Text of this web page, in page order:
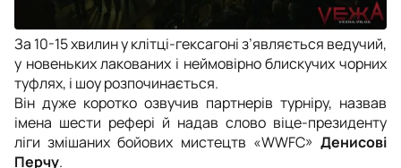
За 10-15 хвилин у клітці-гексагоні з’являється ведучий,
у новеньких лакованих і неймовірно блискучих чорних
туфлях, і шоу розпочинається.
Він дуже коротко озвучив партнерів турніру, назвав
імена шести рефері й надав слово віце-президенту
ліги змішаних бойових мистецтв «WWFC» Денисові
Перчу.